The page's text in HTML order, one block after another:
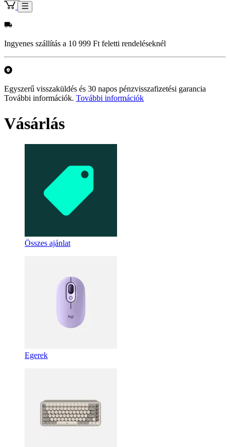
Ingyenes szállítás a 10 999 Ft feletti rendeléseknél
Egyszerű visszaküldés és 30 napos pénzvisszafizetési garancia
További információk. További információk
Vásárlás
Összes ajánlat
Egerek